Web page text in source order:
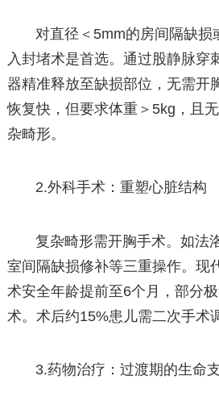
对直径＜5mm的房间隔缺损
入封堵术是首选。通过股静脉穿
器精准释放至缺损部位，无需开
恢复快，但要求体重＞5kg，且
杂畸形。
2.外科手术：重塑心脏结构
复杂畸形需开胸手术。如法
室间隔缺损修补等三重操作。现
术安全年龄提前至6个月，部分
术。术后约15%患儿需二次手术
3.药物治疗：过渡期的生命